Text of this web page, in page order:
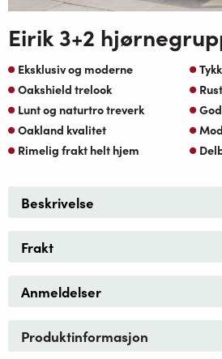
Eksklusiv og moderne
Oakshield trelook
Lunt og naturtro treverk
Oakland kvalitet
Rimelig frakt helt hjem
Beskrivelse
Frakt
Anmeldelser
Produktinformasjon